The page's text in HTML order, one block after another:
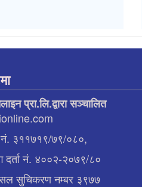
प्रा.लि.द्वारा सञ्चालित
नं. ३११७१९/७९/०८०,
दर्ता नं. ४००२-२०७९/८०
सुचिकरण नम्बर ३९७७